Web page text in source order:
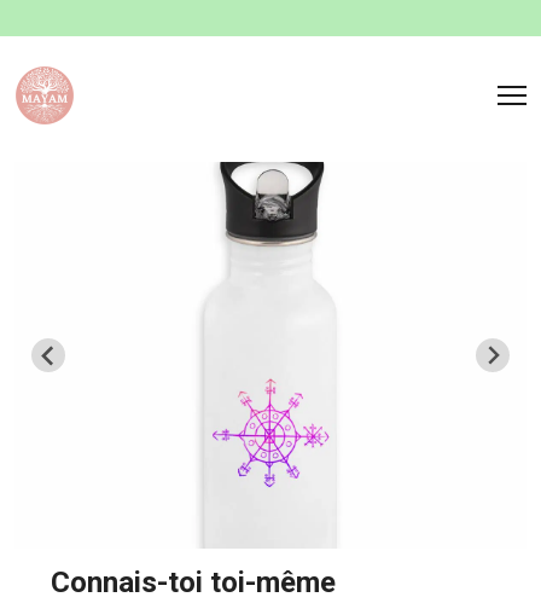
Connais-toi toi-même